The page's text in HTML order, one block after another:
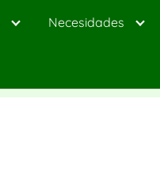
Necesidades